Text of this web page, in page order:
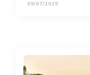
09/07/2025